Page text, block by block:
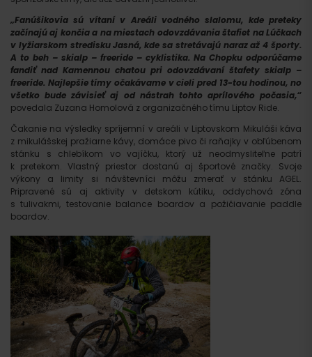
„Fanúšikovia sú vítaní v Areáli vodného slalomu, kde preteky
začínajú aj končia a na miestach odovzdávania štafiet na Lúčkach
v lyžiarskom stredisku Jasná, kde sa stretávajú naraz až 4 športy.
A to beh – skialp – freeride – cyklistika. Na Chopku odporúčame
fandiť nad Kamennou chatou pri odovzdávaní štafety skialp –
freeride. Najlepšie tímy očakávame v cieli pred 13-tou hodinou, no
všetko bude závisieť aj od nástrah tohto aprílového počasia,“
povedala Zuzana Homolová z organizačného tímu Liptov Ride.
Čakanie na výsledky spríjemní v areáli v Liptovskom Mikuláši káva
z mikulášskej pražiarne kávy, domáce pivo či raňajky v obľúbenom
stánku s chlebíkom vo vajíčku, ktorý už neodmysliteľne patrí
k pretekom. Vlastný priestor dostanú aj športové značky. Svoje
výkony a limity si návštevníci môžu zmerať v stánku AGEL.
Pripravené sú aj aktivity v detskom kútiku, oddychová zóna
s tulivakmi, testovanie balance boardov a požičiavanie paddle
boardov.